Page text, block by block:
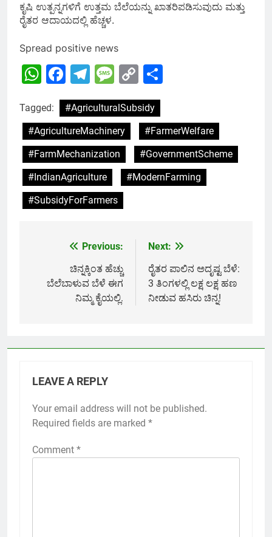
ಕೃಷಿ ಉತ್ಪನ್ನಗಳಿಗೆ ಉತ್ತಮ ಬೆಲೆಯನ್ನು ಖಾತರಿಪಡಿಸುವುದು ಮತ್ತು
ರೈತರ ಆದಾಯದಲ್ಲಿ ಹೆಚ್ಚಳ.
Spread positive news
WhatsApp
Facebook
Telegram
Message
Copy
Link
Tagged:
#AgriculturalSubsidy
#AgricultureMachinery
#FarmerWelfare
#FarmMechanization
#GovernmentScheme
#IndianAgriculture
#ModernFarming
#SubsidyForFarmers
navigation
Previous:
ಚಿನ್ನಕ್ಕಿಂತ ಹೆಚ್ಚು
ಬೆಲೆಬಾಳುವ ಬೆಳೆ ಈಗ
ನಿಮ್ಮ ಕೈಯಲ್ಲಿ.
Next:
ರೈತರ ಪಾಲಿನ ಅದೃಷ್ಟ ಬೆಳೆ:
3 ತಿಂಗಳಲ್ಲಿ ಲಕ್ಷ ಲಕ್ಷ ಹಣ
ನೀಡುವ ಹಸಿರು ಚಿನ್ನ!
LEAVE A REPLY
Your email address will not be published.
Required fields are marked *
Comment *